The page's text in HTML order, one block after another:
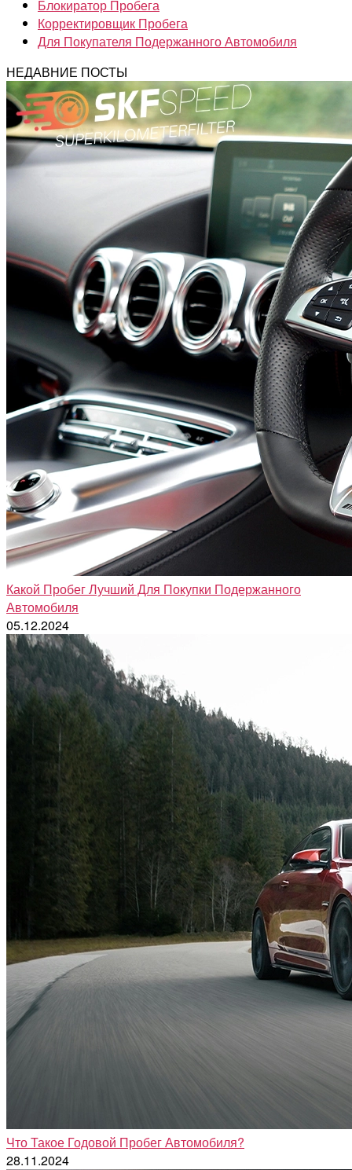
Блокиратор Пробега
Корректировщик Пробега
Для Покупателя Подержанного Автомобиля
НЕДАВНИЕ ПОСТЫ
Какой Пробег Лучший Для Покупки Подержанного
Автомобиля
05.12.2024
Что Такое Годовой Пробег Автомобиля?
28.11.2024